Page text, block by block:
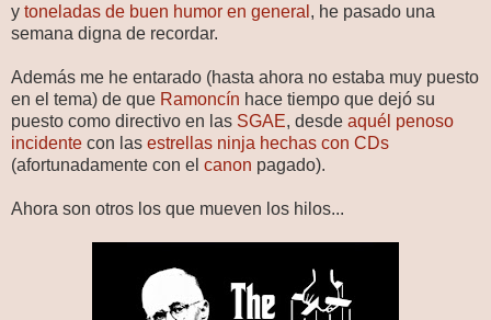
y toneladas de buen humor en general , he pasado una
semana digna de recordar.
Además me he entarado (hasta ahora no estaba muy puesto
en el tema) de que Ramoncín hace tiempo que dejó su
puesto como directivo en las SGAE, desde aquél penoso
incidente con las estrellas ninja hechas con CDs
(afortunadamente con el canon pagado).
Ahora son otros los que mueven los hilos...